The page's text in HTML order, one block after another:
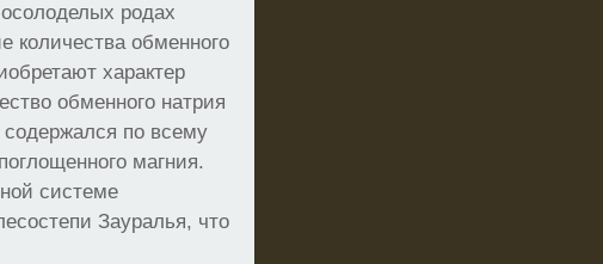
родах
количества обменного
характер
обменного натрия
содержался по всему
магния.
системе
Зауралья, что